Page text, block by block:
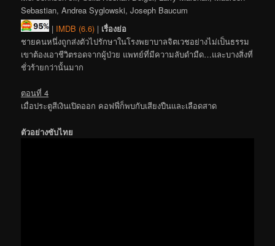
Sebastian, Andrea Syglowski, Joseph Baucum
| IMDB (6.6)| เรื่องย่อ
ชายคนหนึ่งถูกส่งตัวไปรักษาในโรงพยาบาลจิตเวชอย่างไม่เป็นธรรม
เขาต้องเอาชีวิตรอดจากผู้ป่วย แพทย์ที่มีความลับดำมืด…และบางสิ่งที่
ชั่วร้ายกว่านั้นมาก
ตอนที่ 4
เมื่อประตูสีเงินเปิดออก คอฟฟี่ก็พบกับเสียงปืนและเลือดสาด
ตัวอย่างซับไทย